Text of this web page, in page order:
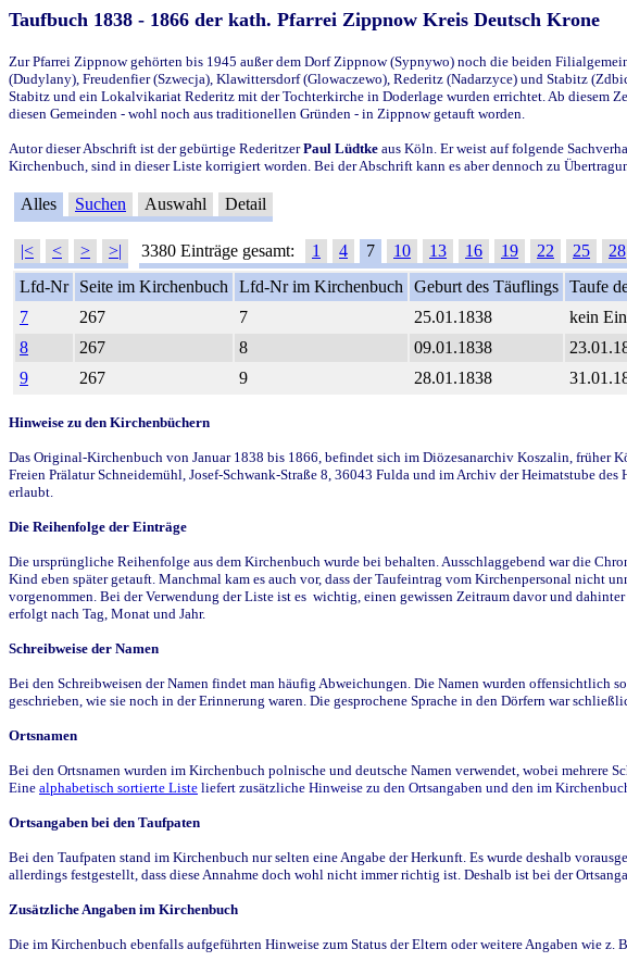
Taufbuch 1838 - 1866 der kath. Pfarrei Zippnow Kreis Deutsch Krone
Zur Pfarrei Zippnow gehörten bis 1945 außer dem Dorf Zippnow (Sypnywo) noch die beiden
(Dudylany), Freudenfier (Szwecja), Klawittersdorf (Glowaczewo), Rederitz (Nadarzyce) und Stabitz
Stabitz und ein Lokalvikariat Rederitz mit der Tochterkirche in Doderlage wurden errichtet. Ab diesem
diesen Gemeinden - wohl noch aus traditionellen Gründen - in Zippnow getauft worden.
Autor dieser Abschrift ist der gebürtige RederitzerPaul Lüdtke aus Köln. Er weist auf folgende
Kirchenbuch, sind in dieser Liste korrigiert worden. Bei der Abschrift kann es aber dennoch zu
Alles Suchen Auswahl Detail
|< < > >| 3380 Einträge gesamt: 1 4 7 10 13 16 19 22 25 28
Lfd-Nr
Seite im Kirchenbuch Lfd-Nr im Kirchenbuch Geburt des Täuflings Taufe
7
267 7 25.01.1838 kein
8
267 8 09.01.1838
9
267 9 28.01.1838
Hinweise zu den Kirchenbüchern
Das Original-Kirchenbuch von Januar 1838 bis 1866, befindet sich im Diözesanarchiv Koszalin,
Freien Prälatur Schneidemühl, Josef-Schwank-Straße 8, 36043 Fulda und im Archiv der Heimatstube
erlaubt.
Die Reihenfolge der Einträge
Die ursprüngliche Reihenfolge aus dem Kirchenbuch wurde bei behalten. Ausschlaggebend war die
Kind eben später getauft. Manchmal kam es auch vor, dass der Taufeintrag vom Kirchenpersonal nicht
vorgenommen. Bei der Verwendung der Liste ist es wichtig, einen gewissen Zeitraum davor und
erfolgt nach Tag, Monat und Jahr.
Schreibweise der Namen
Bei den Schreibweisen der Namen findet man häufig Abweichungen. Die Namen wurden offensichtlich
geschrieben, wie sie noch in der Erinnerung waren. Die gesprochene Sprache in den Dörfern war
Ortsnamen
Bei den Ortsnamen wurden im Kirchenbuch polnische und deutsche Namen verwendet, wobei mehrere
Eine alphabetisch sortierte Liste liefert zusätzliche Hinweise zu den Ortsangaben und den im
Ortsangaben bei den Taufpaten
Bei den Taufpaten stand im Kirchenbuch nur selten eine Angabe der Herkunft. Es wurde deshalb
allerdings festgestellt, dass diese Annahme doch wohl nicht immer richtig ist. Deshalb ist bei der
Zusätzliche Angaben im Kirchenbuch
Die im Kirchenbuch ebenfalls aufgeführten Hinweise zum Status der Eltern oder weitere Angaben wie z.